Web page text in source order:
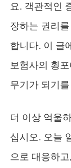
요. 객관적인
장하는 권리
합니다. 이 글
보험사의 횡
무기가 되기
더 이상 억울
십시오. 오늘
으로 대응하